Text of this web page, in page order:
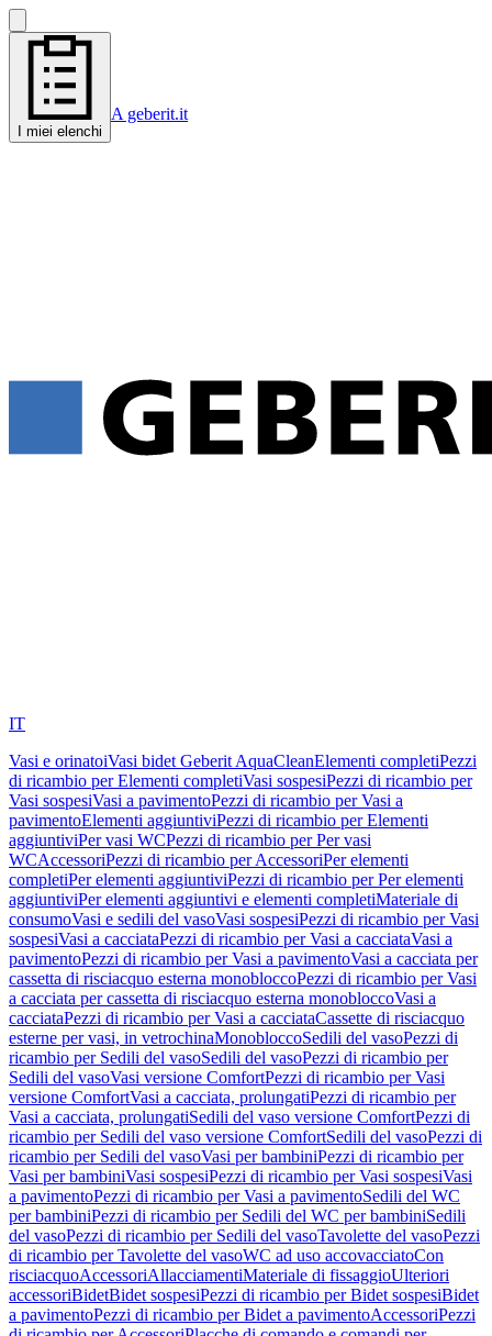
I miei elenchi
A geberit.it
IT
Vasi e orinatoiVasi bidet Geberit AquaCleanElementi completiPezzi
di ricambio per Elementi completiVasi sospesiPezzi di ricambio per
Vasi sospesiVasi a pavimentoPezzi di ricambio per Vasi a
pavimentoElementi aggiuntiviPezzi di ricambio per Elementi
aggiuntiviPer vasi WCPezzi di ricambio per Per vasi
WCAccessoriPezzi di ricambio per AccessoriPer elementi
completiPer elementi aggiuntiviPezzi di ricambio per Per elementi
aggiuntiviPer elementi aggiuntivi e elementi completiMateriale di
consumoVasi e sedili del vasoVasi sospesiPezzi di ricambio per Vasi
sospesiVasi a cacciataPezzi di ricambio per Vasi a cacciataVasi a
pavimentoPezzi di ricambio per Vasi a pavimentoVasi a cacciata per
cassetta di risciacquo esterna monobloccoPezzi di ricambio per Vasi
a cacciata per cassetta di risciacquo esterna monobloccoVasi a
cacciataPezzi di ricambio per Vasi a cacciataCassette di risciacquo
esterne per vasi, in vetrochinaMonobloccoSedili del vasoPezzi di
ricambio per Sedili del vasoSedili del vasoPezzi di ricambio per
Sedili del vasoVasi versione ComfortPezzi di ricambio per Vasi
versione ComfortVasi a cacciata, prolungatiPezzi di ricambio per
Vasi a cacciata, prolungatiSedili del vaso versione ComfortPezzi di
ricambio per Sedili del vaso versione ComfortSedili del vasoPezzi di
ricambio per Sedili del vasoVasi per bambiniPezzi di ricambio per
Vasi per bambiniVasi sospesiPezzi di ricambio per Vasi sospesiVasi
a pavimentoPezzi di ricambio per Vasi a pavimentoSedili del WC
per bambiniPezzi di ricambio per Sedili del WC per bambiniSedili
del vasoPezzi di ricambio per Sedili del vasoTavolette del vasoPezzi
di ricambio per Tavolette del vasoWC ad uso accovacciatoCon
risciacquoAccessoriAllacciamentiMateriale di fissaggioUlteriori
accessoriBidetBidet sospesiPezzi di ricambio per Bidet sospesiBidet
a pavimentoPezzi di ricambio per Bidet a pavimentoAccessoriPezzi